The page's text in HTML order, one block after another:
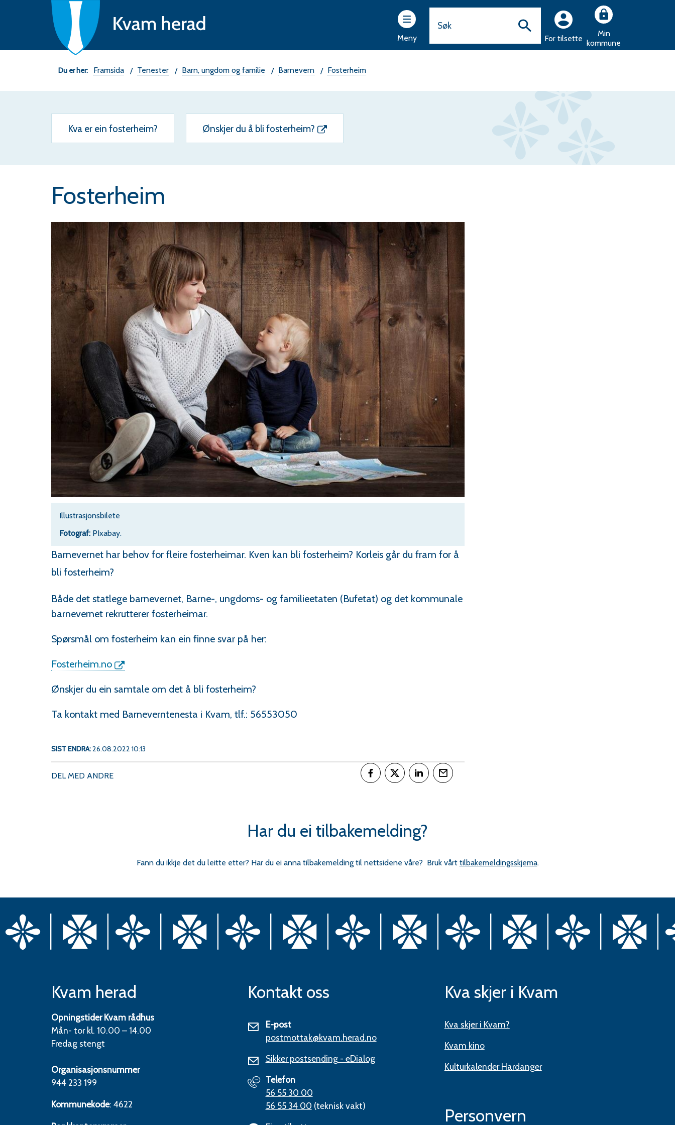
Kvam
herad
Meny For tilsette
Min
kommune
Du
er
Framsida Tenester Barn, ungdom og familie Barnevern Fosterheim
Kva er ein fosterheim? Ønskjer du å bli fosterheim?
Fosterheim
Illustrasjonsbilete
PIxabay.
Barnevernet har behov for fleire fosterheimar. Kven kan bli fosterheim? Korleis går du fram for å
bli fosterheim?
Både det statlege barnevernet, Barne-, ungdoms- og familieetaten (Bufetat) og det kommunale
barnevernet rekrutterer fosterheimar.
Spørsmål om fosterheim kan ein finne svar på her:
Fosterheim.no
Ønskjer du ein samtale om det å bli fosterheim?
Ta kontakt med Barneverntenesta i Kvam, tlf.: 56553050
SIST ENDRA 26.08.2022 10:13
DEL MED ANDRE
Har du ei tilbakemelding?
Fann du ikkje det du leitte etter? Har du ei anna tilbakemelding til nettsidene våre? Bruk vårt tilbakemeldingsskjema.
Kvam herad
Opningstider Kvam rådhus
Mån- tor kl. 10.00 – 14.00
Fredag stengt
Organisasjonsnummer
944 233 199
Kommunekode: 4622
Kontakt oss
E-post
postmottak@kvam.herad.no
Sikker postsending - eDialog
Telefon
56 55 30 00
56 55 34 00 (teknisk vakt)
Kva skjer i Kvam
Kva skjer i Kvam?
Kvam kino
Kulturkalender Hardanger
Personvern